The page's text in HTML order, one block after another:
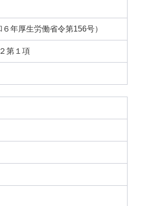
年厚生労働省令第156号）
第１項